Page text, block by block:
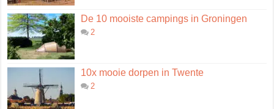
De 10 mooiste campings in Groningen
2
10x mooie dorpen in Twente
2